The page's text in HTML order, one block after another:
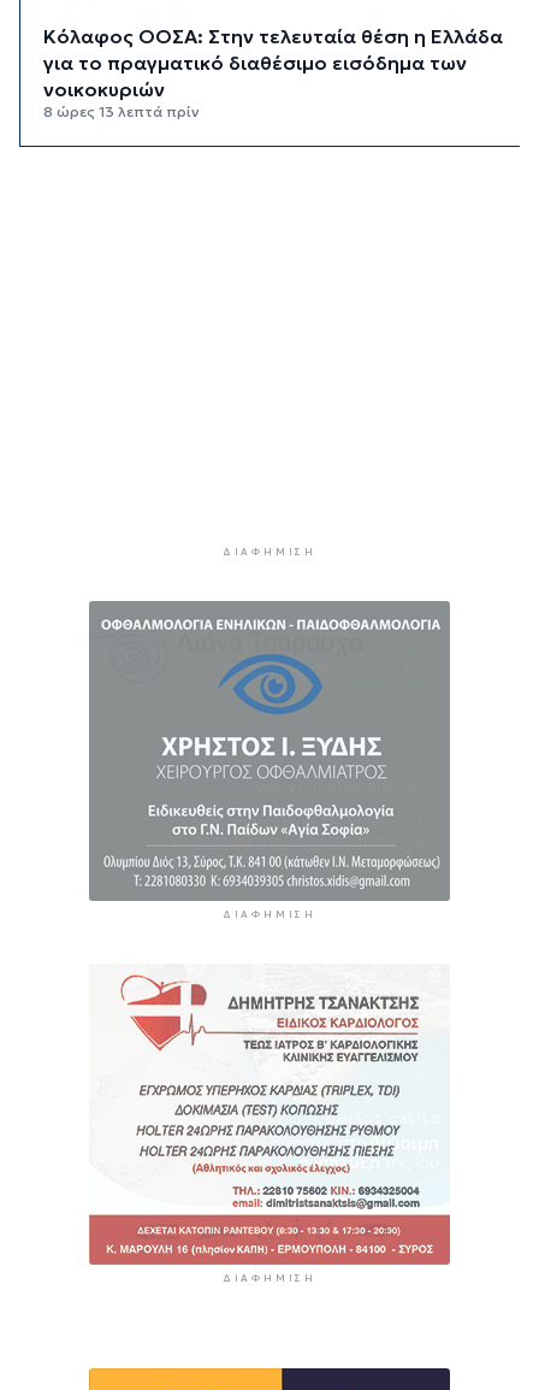
Κόλαφος ΟΟΣΑ: Στην τελευταία θέση η Ελλάδα
για το πραγματικό διαθέσιμο εισόδημα των
νοικοκυριών
8 ώρες 13 λεπτά πρίν
πάλι σε ισχύ τη Συμφωνία Σένγκεν εντός της
«Στάχτη» 272.860 στρέμματα αυτό το
12 ώρες 1 λεπτό πρίν
ΔΙΑΦΉΜΙΣΗ
ΔΙΑΦΉΜΙΣΗ
ΔΙΑΦΉΜΙΣΗ